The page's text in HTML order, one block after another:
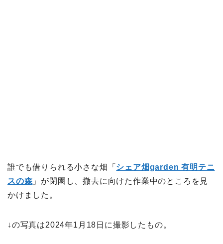
誰でも借りられる小さな畑「 シェア畑garden 有明テニ
スの森 」が閉園し、撤去に向けた作業中のところを見
かけました。
↓の写真は2024年1月18日に撮影したもの。